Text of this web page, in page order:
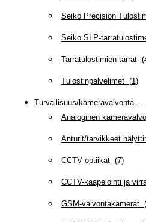
Seiko Precision
Seiko SLP-
Tarratulostimien tarrat(
Tulostinpalvelimet(1)
Turvallisuus/kameravalvonta(
Analoginen
Anturit/tarvikkeet
CCTV optiikat(7)
CCTV-kaapelointi ja
GSM-valvontakamerat(